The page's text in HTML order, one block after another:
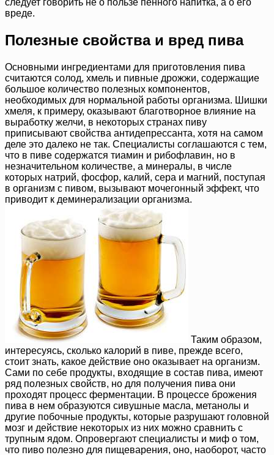
следует говорить не о пользе пенного напитка, а о его
вреде.
Полезные свойства и вред пива
Основными ингредиентами для приготовления пива
считаются солод, хмель и пивные дрожжи, содержащие
большое количество полезных компонентов,
необходимых для нормальной работы организма. Шишки
хмеля, к примеру, оказывают благотворное влияние на
выработку желчи, в некоторых странах пиву
приписывают свойства антидепрессанта, хотя на самом
деле это далеко не так. Специалисты соглашаются с тем,
что в пиве содержатся тиамин и рибофлавин, но в
незначительном количестве, а минералы, в числе
которых натрий, фосфор, калий, сера и магний, поступая
в организм с пивом, вызывают мочегонный эффект, что
приводит к деминерализации организма.
Таким образом,
интересуясь, сколько калорий в пиве, прежде всего,
стоит знать, какое действие оно оказывает на организм.
Сами по себе продукты, входящие в состав пива, имеют
ряд полезных свойств, но для получения пива они
проходят процесс ферментации. В процессе брожения
пива в нем образуются сивушные масла, метанолы и
другие побочные продукты, которые разрушают головной
мозг и действие некоторых из них можно сравнить с
трупным ядом. Опровергают специалисты и миф о том,
что пиво полезно для пищеварения, оно, наоборот, часто